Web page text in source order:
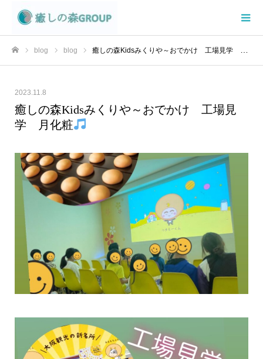
blog blog 癒しの森Kidsみくりや～おでかけ 工場見学 月化粧
2023.11.8
癒しの森Kidsみくりや～おでかけ 工場見
学 月化粧